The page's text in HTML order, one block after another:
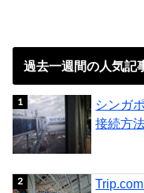
過去一週間の人気記
シンガ
接続方